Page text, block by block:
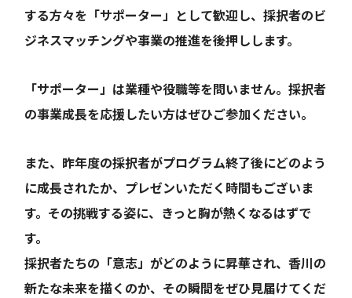
する方々を「サポーター」として歓迎し、採択者のビ
ジネスマッチングや事業の推進を後押しします。
「サポーター」は業種や役職等を問いません。採択者
の事業成長を応援したい方はぜひご参加ください。
また、昨年度の採択者がプログラム終了後にどのよう
に成長されたか、プレゼンいただく時間もございま
す。その挑戦する姿に、きっと胸が熱くなるはずで
す。
採択者たちの「意志」がどのように昇華され、香川の
新たな未来を描くのか、その瞬間をぜひ見届けてくだ